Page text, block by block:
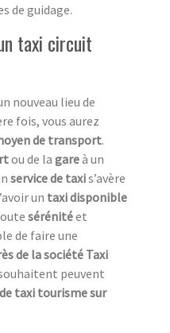
de guidage.
taxi circuit
nouveau lieu de
fois, vous aurez
de transport.
ou de la gareà un
service de taxis’avère
un taxi disponible
sérénitéet
de faire une
de la société Taxi
peuvent
taxi tourisme sur